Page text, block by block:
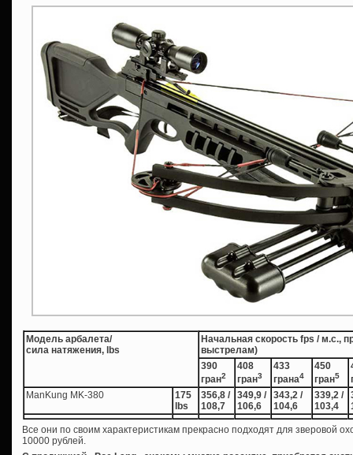
Модель арбалета/
сила натяжения, lbs
Начальная скорость fps / м.с.,
выстрелам)
390
гран2
408
гран3
433
грана4
450
гран5
ManKung MK-380
175
lbs
356,8 /
108,7
349,9 /
106,6
343,2 /
104,6
339,2 /
103,4
Все они по своим характеристикам прекрасно подходят для зверовой
10000 рублей.